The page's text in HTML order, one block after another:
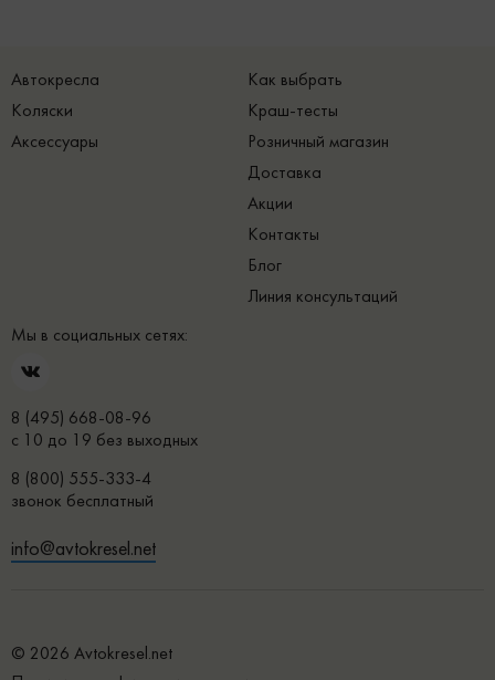
Автокресла
Коляски
Аксессуары
Как выбрать
Краш-тесты
Розничный магазин
Доставка
Акции
Контакты
Блог
Линия консультаций
Мы в социальных сетях:
8 (495) 668-08-96
с 10 до 19 без выходных
8 (800) 555-333-4
звонок бесплатный
info@avtokresel.net
© 2026 Avtokresel.net